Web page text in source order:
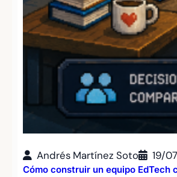
Andrés Martínez Soto 19/
Cómo construir un equipo